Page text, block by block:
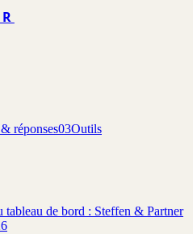
réponses03Outils
tableau de bord : Steffen & Partner